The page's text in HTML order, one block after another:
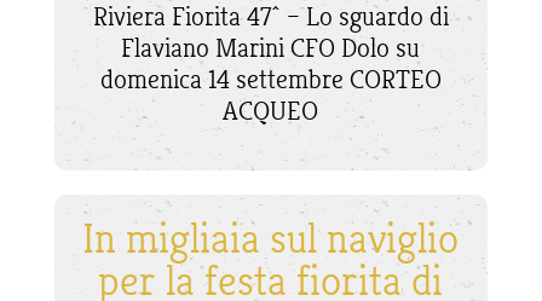
Riviera Fiorita 47^ – Lo sguardo di
Flaviano Marini CFO Dolo su
domenica 14 settembre CORTEO
ACQUEO
In migliaia sul naviglio
per la festa fiorita di